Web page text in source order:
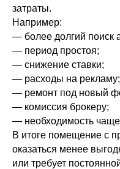
затраты.
Например:
— более долгий поиск
— период простоя;
— снижение ставки;
— расходы на рекламу;
— ремонт под новый
— комиссия брокеру;
— необходимость
В итоге помещение с
оказаться менее
или требует